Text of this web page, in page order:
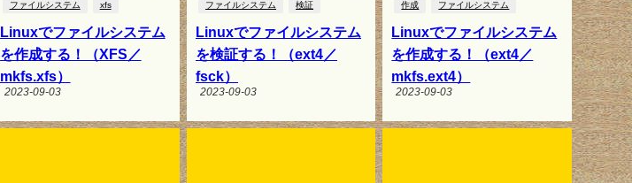
ファイルシステム xfs
Linuxでファイルシステム
を作成する！（XFS／
mkfs.xfs）
2023-09-03
ファイルシステム 検証
Linuxでファイルシステム
を検証する！（ext4／
fsck）
2023-09-03
作成 ファイルシステム
Linuxでファイルシステム
を作成する！（ext4／
mkfs.ext4）
2023-09-03